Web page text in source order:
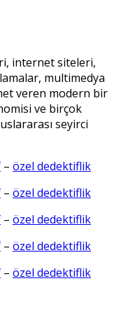
internet siteleri,
multimedya
veren modern bir
ve birçok
seyirci
– özel dedektiflik
– özel dedektiflik
– özel dedektiflik
– özel dedektiflik
– özel dedektiflik